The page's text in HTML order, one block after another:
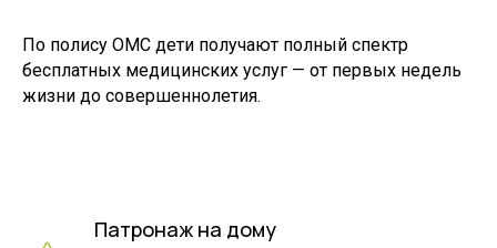
По полису ОМС дети получают полный спектр
бесплатных медицинских услуг — от первых недель
жизни до совершеннолетия.
Патронаж на дому